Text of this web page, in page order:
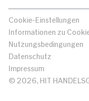
Cookie-Einstellungen
Informationen zu
Nutzungsbedingungen
Datenschutz
Impressum
© 2026, HIT